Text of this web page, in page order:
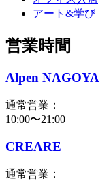
アート&学び
営業時間
Alpen NAGOYA
通常営業：
10:00〜21:00
CREARE
通常営業：